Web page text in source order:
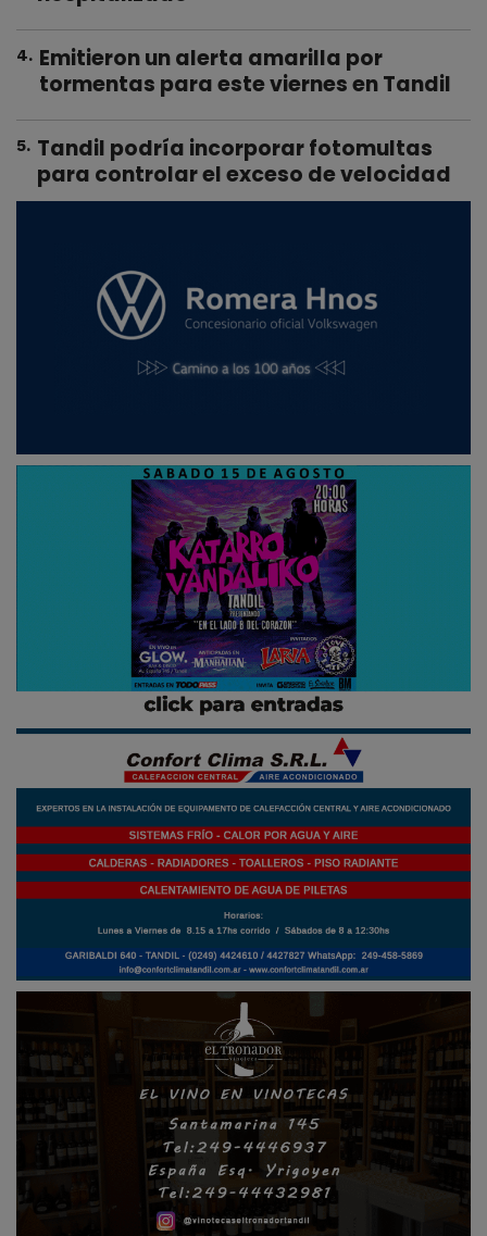
4. Emitieron un alerta amarilla por
tormentas para este viernes en Tandil
5. Tandil podría incorporar fotomultas
para controlar el exceso de velocidad